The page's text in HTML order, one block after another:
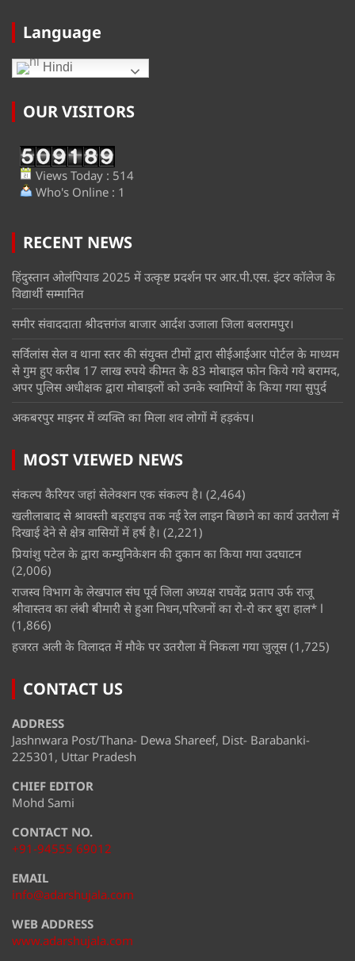
Language
Hindi
OUR VISITORS
Views Today : 514
Who's Online : 1
RECENT NEWS
हिंदुस्तान ओलंपियाड 2025 में उत्कृष्ट प्रदर्शन पर आर.पी.एस. इंटर कॉलेज के
विद्यार्थी सम्मानित
समीर संवाददाता श्रीदत्तगंज बाजार आर्दश उजाला जिला बलरामपुर।
सर्विलांस सेल व थाना स्तर की संयुक्त टीमों द्वारा सीईआईआर पोर्टल के माध्यम
से गुम हुए करीब 17 लाख रुपये कीमत के 83 मोबाइल फोन किये गये बरामद,
अपर पुलिस अधीक्षक द्वारा मोबाइलों को उनके स्वामियों के किया गया सुपुर्द
अकबरपुर माइनर में व्यक्ति का मिला शव लोगों में हड़कंप।
MOST VIEWED NEWS
संकल्प कैरियर जहां सेलेक्शन एक संकल्प है। (2,464)
खलीलाबाद से श्रावस्ती बहराइच तक नई रेल लाइन बिछाने का कार्य उतरौला में
दिखाई देने से क्षेत्र वासियों में हर्ष है। (2,221)
प्रियांशु पटेल के द्वारा कम्युनिकेशन की दुकान का किया गया उदघाटन
(2,006)
राजस्व विभाग के लेखपाल संघ पूर्व जिला अध्यक्ष राघवेंद्र प्रताप उर्फ राजू
श्रीवास्तव का लंबी बीमारी से हुआ निधन,परिजनों का रो-रो कर बुरा हाल* l
(1,866)
हजरत अली के विलादत में मौके पर उतरौला में निकला गया जुलूस (1,725)
CONTACT US
ADDRESS
Jashnwara Post/Thana- Dewa Shareef, Dist- Barabanki-
225301, Uttar Pradesh
CHIEF EDITOR
Mohd Sami
CONTACT NO.
+91-94555 69012
EMAIL
info@adarshujala.com
WEB ADDRESS
www.adarshujala.com